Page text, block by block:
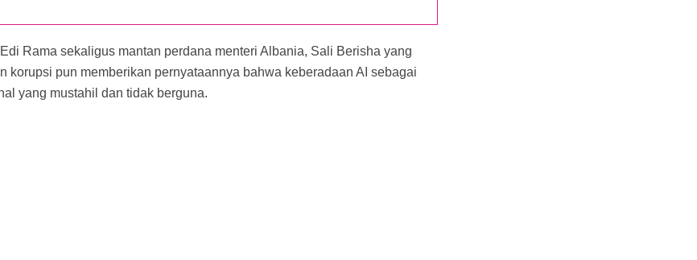
Rama sekaligus mantan perdana menteri Albania, Sali Berisha yang
korupsi pun memberikan pernyataannya bahwa keberadaan AI sebagai
yang mustahil dan tidak berguna.